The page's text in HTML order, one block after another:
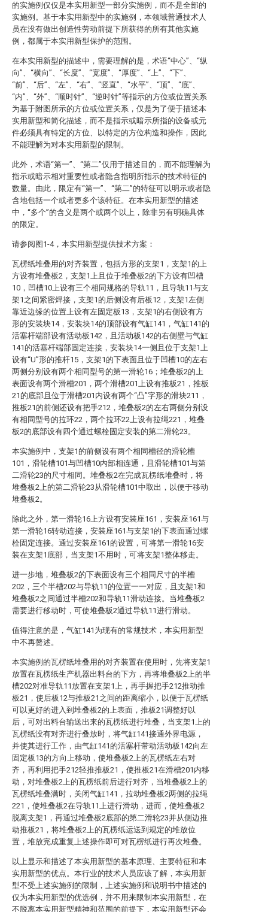
的实施例仅仅是本实用新型一部分实施例，而不是全部的
实施例。基于本实用新型中的实施例，本领域普通技术人
员在没有做出创造性劳动前提下所获得的所有其他实施
例，都属于本实用新型保护的范围。
在本实用新型的描述中，需要理解的是，术语“中心”、“纵
向”、“横向”、“长度”、“宽度”、“厚度”、“上”、“下”、
“前”、“后”、“左”、“右”、“竖直”、“水平”、“顶”、“底”、
“内”、“外”、“顺时针”、“逆时针”等指示的方位或位置关系
为基于附图所示的方位或位置关系，仅是为了便于描述本
实用新型和简化描述，而不是指示或暗示所指的设备或元
件必须具有特定的方位、以特定的方位构造和操作，因此
不能理解为对本实用新型的限制。
此外，术语“第一”、“第二”仅用于描述目的，而不能理解为
指示或暗示相对重要性或者隐含指明所指示的技术特征的
数量。由此，限定有“第一”、“第二”的特征可以明示或者隐
含地包括一个或者更多个该特征。在本实用新型的描述
中，“多个”的含义是两个或两个以上，除非另有明确具体
的限定。
请参阅图1-4，本实用新型提供技术方案：
瓦楞纸堆叠用的对齐装置，包括方形的支架1，支架1的上
方设有堆叠板2，支架1上且位于堆叠板2的下方设有凹槽
10，凹槽10上设有三个相同规格的导轨11，且导轨11与支
架1之间紧密焊接，支架1的后侧设有后板12，支架1左侧
靠近边缘的位置上设有左固定板13，支架1的右侧设有方
形的安装块14，安装块14的顶部设有气缸141，气缸141的
活塞杆端部设有活动板142，且活动板142的右侧壁与气缸
141的活塞杆端部固定连接，安装块14一侧且位于支架1上
设有“U”形的推杆15，支架1的下表面且位于凹槽10的左右
两侧分别设有两个相同型号的第一滑轮16；堆叠板2的上
表面设有两个滑槽201，两个滑槽201上设有推板21，推板
21的底部且位于滑槽201内设有两个“凸”字形的滑块211，
推板21的前侧还设有把手212，堆叠板2的左右两侧分别设
有相同型号的拉环22，两个拉环22上设有拉绳221，堆叠
板2的底部设有四个通过螺栓固定安装的第二滑轮23。
本实施例中，支架1的前侧设有两个相同槽径的滑轮槽
101，滑轮槽101与凹槽10内部相连通，且滑轮槽101与第
二滑轮23的尺寸相同。堆叠板2在完成瓦楞纸堆叠时，将
堆叠板2上的第二滑轮23从滑轮槽101中取出，以便于移动
堆叠板2。
除此之外，第一滑轮16上方设有安装座161，安装座161与
第一滑轮16转动连接，安装座161与支架1的下表面通过螺
栓固定连接。通过安装座161的设置，可将第一滑轮16安
装在支架1底部，当支架1不用时，可将支架1整体移走。
进一步地，堆叠板2的下表面设有三个相同尺寸的半槽
202，三个半槽202与导轨11的位置一一对应，且支架1和
堆叠板2之间通过半槽202和导轨11滑动连接。当堆叠板2
需要进行移动时，可使堆叠板2通过导轨11进行滑动。
值得注意的是，气缸141为现有的常规技术，本实用新型
中不再赘述。
本实施例的瓦楞纸堆叠用的对齐装置在使用时，先将支架1
放置在瓦楞纸生产机器出料台的下方，再将堆叠板2上的半
槽202对准导轨11放置在支架1上，再手握把手212推动推
板21，使后板12与推板21之间的距离缩小，以便于瓦楞纸
可以更好的进入到堆叠板2的上表面，推板21调整好以
后，可对出料台输送出来的瓦楞纸进行堆叠，当支架1上的
瓦楞纸没有对齐进行叠放时，将气缸141接通外界电源，
并使其进行工作，由气缸141的活塞杆带动活动板142向左
固定板13的方向上移动，使堆叠板2上的瓦楞纸左右对
齐，再利用把手212轻推推板21，使推板21在滑槽201内移
动，对堆叠板2上的瓦楞纸前后进行对齐，当堆叠板2上的
瓦楞纸堆叠满时，关闭气缸141，拉动堆叠板2两侧的拉绳
221，使堆叠板2在导轨11上进行滑动，进而，使堆叠板2
脱离支架1，再通过堆叠板2底部的第二滑轮23并从侧边推
动推板21，将堆叠板2上的瓦楞纸运送到规定的堆放位
置，堆放完成重复上述操作即可对瓦楞纸进行再次堆叠。
以上显示和描述了本实用新型的基本原理、主要特征和本
实用新型的优点。本行业的技术人员应该了解，本实用新
型不受上述实施例的限制，上述实施例和说明书中描述的
仅为本实用新型的优选例，并不用来限制本实用新型，在
不脱离本实用新型精神和范围的前提下，本实用新型还会